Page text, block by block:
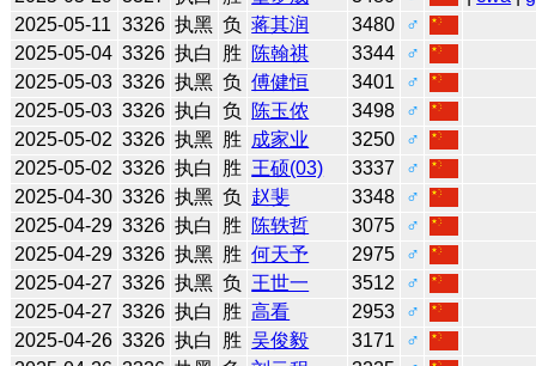
2025-05-11 3326 执黑 负 蒋其润 3480
♂
2025-05-04 3326 执白 胜 陈翰祺 3344
♂
2025-05-03 3326 执黑 负 傅健恒 3401
♂
2025-05-03 3326 执白 负 陈玉侬 3498
♂
2025-05-02 3326 执黑 胜 成家业 3250
♂
2025-05-02 3326 执白 胜 王硕(03) 3337
♂
2025-04-30 3326 执黑 负 赵斐 3348
♂
2025-04-29 3326 执白 胜 陈轶哲 3075
♂
2025-04-29 3326 执黑 胜 何天予 2975
♂
2025-04-27 3326 执黑 负 王世一 3512
♂
2025-04-27 3326 执白 胜 高看 2953
♂
2025-04-26 3326 执白 胜 吴俊毅 3171
♂